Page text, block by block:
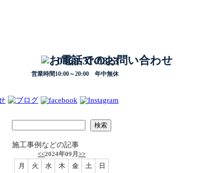
0568-31-0823
営業時間10:00～20:00 年中無休
施工事例などの記事
<<2024年09月 >>
月
火 水 木 金 土
日